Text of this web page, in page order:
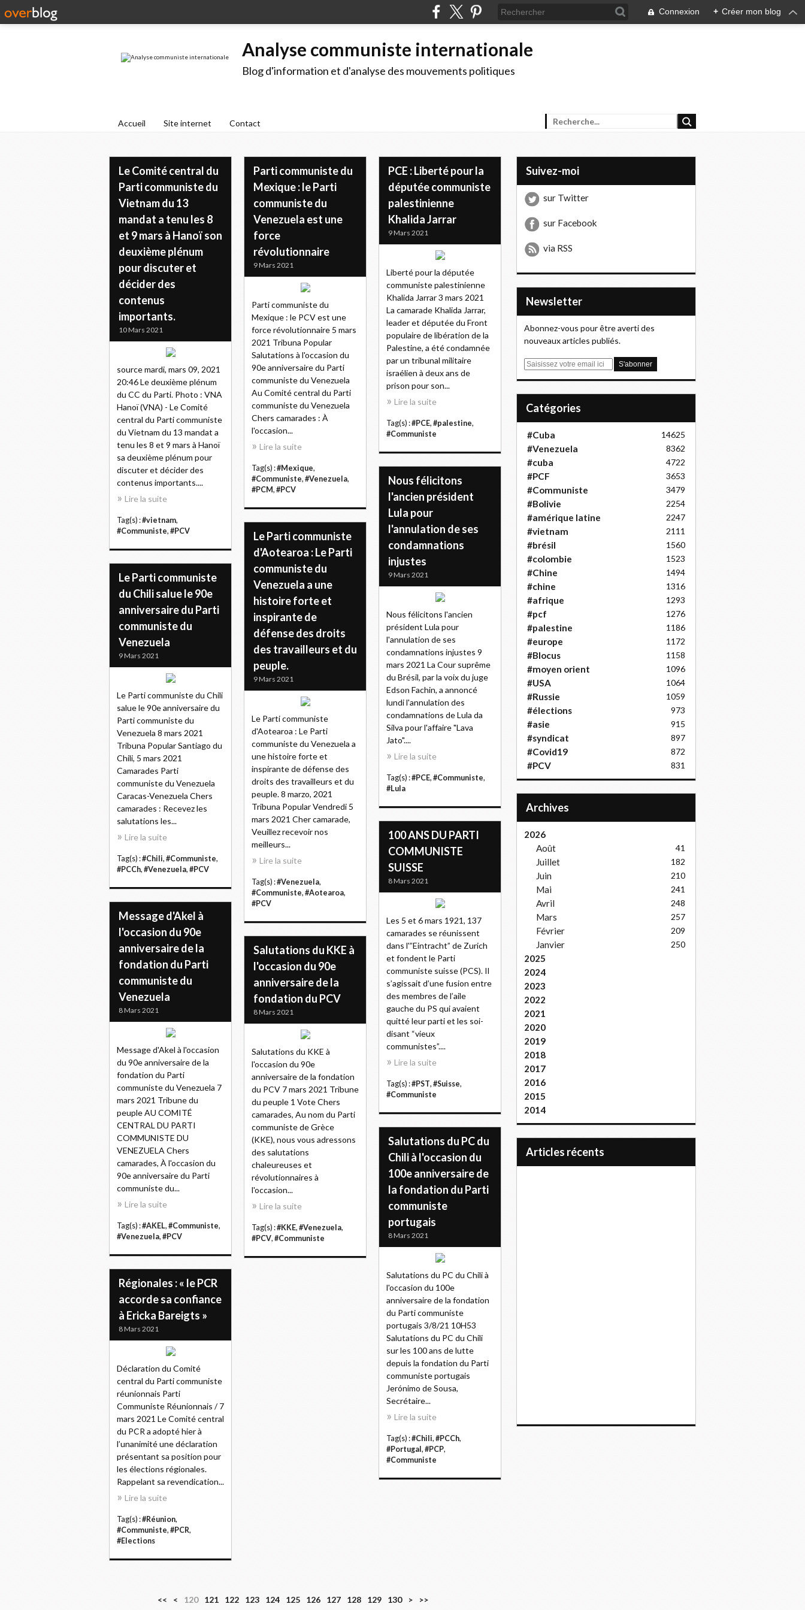
Connexion + Créer mon blog
Analyse communiste internationale
Blog d'information et d'analyse des mouvements politiques
Accueil Site internet Contact
Le Comité central du
Parti communiste du
Vietnam du 13
mandat a tenu les 8
et 9 mars à Hanoï son
deuxième plénum
pour discuter et
décider des
contenus
importants.
10 Mars 2021
source mardi, mars 09, 2021
20:46 Le deuxième plénum
du CC du Parti. Photo : VNA
Hanoï (VNA) - Le Comité
central du Parti communiste
du Vietnam du 13 mandat a
tenu les 8 et 9 mars à Hanoï
sa deuxième plénum pour
discuter et décider des
contenus importants....
Lire la suite
Tag(s) :#vietnam,
#Communiste, #PCV
Parti communiste du
Mexique : le Parti
communiste du
Venezuela est une
force
révolutionnaire
9 Mars 2021
Parti communiste du
Mexique : le PCV est une
force révolutionnaire 5 mars
2021 Tribuna Popular
Salutations à l'occasion du
90e anniversaire du Parti
communiste du Venezuela
Au Comité central du Parti
communiste du Venezuela
Chers camarades : À
l'occasion...
Lire la suite
Tag(s) :#Mexique,
#Communiste, #Venezuela,
#PCM, #PCV
PCE : Liberté pour la
députée communiste
palestinienne
Khalida Jarrar
9 Mars 2021
Liberté pour la députée
communiste palestinienne
Khalida Jarrar 3 mars 2021
La camarade Khalida Jarrar,
leader et députée du Front
populaire de libération de la
Palestine, a été condamnée
par un tribunal militaire
israélien à deux ans de
prison pour son...
Lire la suite
Tag(s) :#PCE, #palestine,
#Communiste
Nous félicitons
l'ancien président
Lula pour
l'annulation de ses
condamnations
injustes
9 Mars 2021
Nous félicitons l'ancien
président Lula pour
l'annulation de ses
condamnations injustes 9
mars 2021 La Cour suprême
du Brésil, par la voix du juge
Edson Fachin, a annoncé
lundi l'annulation des
condamnations de Lula da
Silva pour l'affaire "Lava
Jato"....
Lire la suite
Tag(s) :#PCE, #Communiste,
#Lula
Le Parti communiste
d'Aotearoa : Le Parti
communiste du
Venezuela a une
histoire forte et
inspirante de
défense des droits
des travailleurs et du
peuple.
9 Mars 2021
Le Parti communiste
d'Aotearoa : Le Parti
communiste du Venezuela a
une histoire forte et
inspirante de défense des
droits des travailleurs et du
peuple. 8 marzo, 2021
Tribuna Popular Vendredi 5
mars 2021 Cher camarade,
Veuillez recevoir nos
meilleurs...
Lire la suite
Tag(s) :#Venezuela,
#Communiste, #Aotearoa,
#PCV
Le Parti communiste
du Chili salue le 90e
anniversaire du Parti
communiste du
Venezuela
9 Mars 2021
Le Parti communiste du Chili
salue le 90e anniversaire du
Parti communiste du
Venezuela 8 mars 2021
Tribuna Popular Santiago du
Chili, 5 mars 2021
Camarades Parti
communiste du Venezuela
Caracas-Venezuela Chers
camarades : Recevez les
salutations les...
Lire la suite
Tag(s) :#Chili, #Communiste,
#PCCh, #Venezuela, #PCV
100 ANS DU PARTI
COMMUNISTE
SUISSE
8 Mars 2021
Les 5 et 6 mars 1921, 137
camarades se réunissent
dans l'”Eintracht” de Zurich
et fondent le Parti
communiste suisse (PCS). Il
s’agissait d’une fusion entre
des membres de l’aile
gauche du PS qui avaient
quitté leur parti et les soi-
disant “vieux
communistes”....
Lire la suite
Tag(s) :#PST, #Suisse,
#Communiste
Message d'Akel à
l'occasion du 90e
anniversaire de la
fondation du Parti
communiste du
Venezuela
8 Mars 2021
Message d'Akel à l'occasion
du 90e anniversaire de la
fondation du Parti
communiste du Venezuela 7
mars 2021 Tribune du
peuple AU COMITÉ
CENTRAL DU PARTI
COMMUNISTE DU
VENEZUELA Chers
camarades, À l'occasion du
90e anniversaire du Parti
communiste du...
Lire la suite
Tag(s) :#AKEL, #Communiste,
#Venezuela, #PCV
Salutations du KKE à
l'occasion du 90e
anniversaire de la
fondation du PCV
8 Mars 2021
Salutations du KKE à
l'occasion du 90e
anniversaire de la fondation
du PCV 7 mars 2021 Tribune
du peuple 1 Vote Chers
camarades, Au nom du Parti
communiste de Grèce
(KKE), nous vous adressons
des salutations
chaleureuses et
révolutionnaires à
l'occasion...
Lire la suite
Tag(s) :#KKE, #Venezuela,
#PCV, #Communiste
Salutations du PC du
Chili à l'occasion du
100e anniversaire de
la fondation du Parti
communiste
portugais
8 Mars 2021
Salutations du PC du Chili à
l'occasion du 100e
anniversaire de la fondation
du Parti communiste
portugais 3/8/21 10H53
Salutations du PC du Chili
sur les 100 ans de lutte
depuis la fondation du Parti
communiste portugais
Jerónimo de Sousa,
Secrétaire...
Lire la suite
Tag(s) :#Chili, #PCCh,
#Portugal , #PCP,
#Communiste
Régionales : « le PCR
accorde sa confiance
à Ericka Bareigts »
8 Mars 2021
Déclaration du Comité
central du Parti communiste
réunionnais Parti
Communiste Réunionnais / 7
mars 2021 Le Comité central
du PCR a adopté hier à
l’unanimité une déclaration
présentant sa position pour
les élections régionales.
Rappelant sa revendication...
Lire la suite
Tag(s) :#Réunion,
#Communiste, #PCR,
#Elections
<< <
1
1
120 121 122 123 124 125 126 127 128 129 130
1
1
1
1
1
1
2
3
> >>
Suivez-moi
sur Twitter
sur Facebook
via RSS
Newsletter
Abonnez-vous pour être averti des
nouveaux articles publiés.
E
Catégories
#Cuba 14625
#Venezuela 8362
#cuba 4722
#PCF 3653
#Communiste 3479
#Bolivie 2254
#amérique latine 2247
#vietnam 2111
#brésil 1560
#colombie 1523
#Chine 1494
#chine 1316
#afrique 1293
#pcf 1276
#palestine 1186
#europe 1172
#Blocus 1158
#moyen orient 1096
#USA 1064
#Russie 1059
#élections 973
#asie 915
#syndicat 897
#Covid19 872
#PCV 831
Archives
2026
Août
41
Juillet 182
Juin 210
Mai 241
Avril 248
Mars 257
Février 209
Janvier 250
2025
2024
2023
2022
2021
2020
2019
2018
2017
2016
2015
2014
articles récents